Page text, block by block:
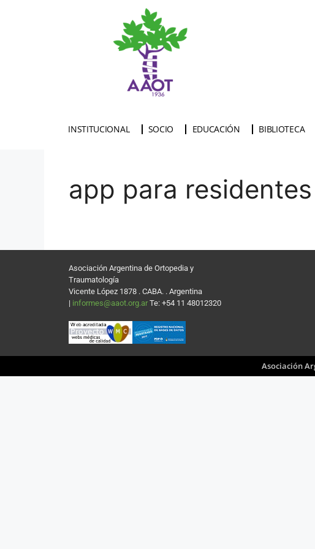
INSTITUCIONAL SOCIO EDUCACIÓN BIBLIOTECA
app para residentes
Asociación Argentina de Ortopedia y
Traumatología
Vicente López 1878 . CABA. . Argentina
| informes@aaot.org.ar Te: +54 11 48012320
Asociación